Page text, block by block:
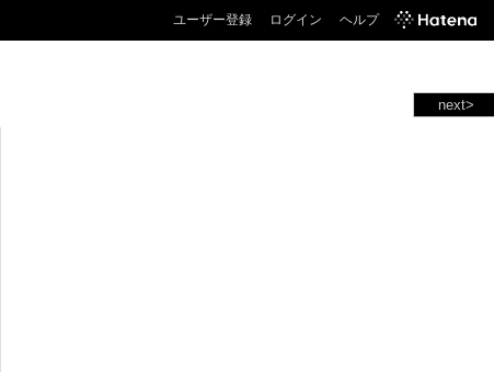
ユーザー登録 ログイン ヘルプ
next>